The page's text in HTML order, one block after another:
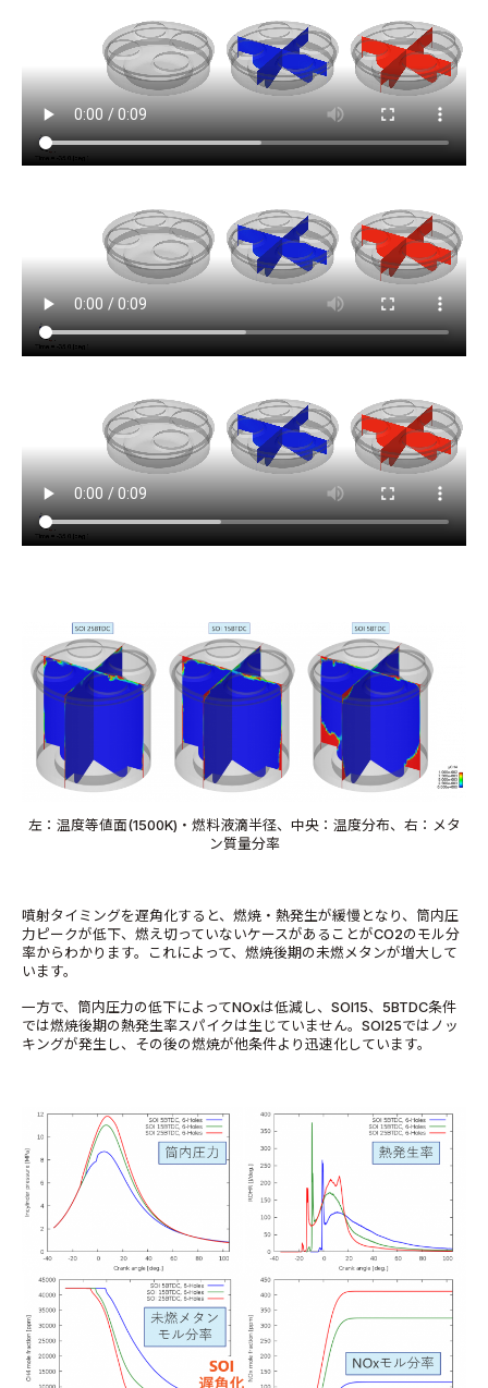
左：温度等値面(1500K)・燃料液滴半径、中央：温度分布、右：メタ
ン質量分率
噴射タイミングを遅角化すると、燃焼・熱発生が緩慢となり、筒内圧
力ピークが低下、燃え切っていないケースがあることがCO2のモル分
率からわかります。これによって、燃焼後期の未燃メタンが増大して
います。
一方で、筒内圧力の低下によってNOxは低減し、SOI15、5BTDC条件
では燃焼後期の熱発生率スパイクは生じていません。SOI25ではノッ
キングが発生し、その後の燃焼が他条件より迅速化しています。